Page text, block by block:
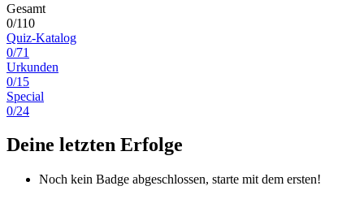
Gesamt
0/110
Quiz-Katalog
0/71
Urkunden
0/15
Special
0/24
Deine letzten Erfolge
Noch kein Badge abgeschlossen, starte mit dem ersten!